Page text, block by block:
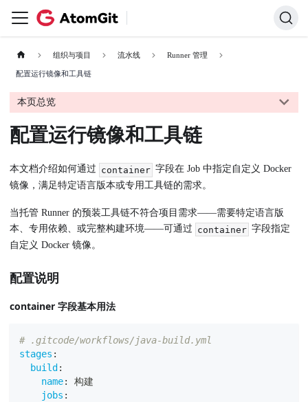
组织与项目 流水线 Runner 管理
配置运行镜像和工具链
本页总览
配置运行镜像和工具链
本文档介绍如何通过 container 字段在 Job 中指定自定义 Docker
镜像，满足特定语言版本或专用工具链的需求。
当托管 Runner 的预装工具链不符合项目需求——需要特定语言版
本、专用依赖、或完整构建环境——可通过 container 字段指定
自定义 Docker 镜像。
配置说明
container 字段基本用法
# .gitcode/workflows/java-build.yml
stages :
build :
name:
构建
jobs :